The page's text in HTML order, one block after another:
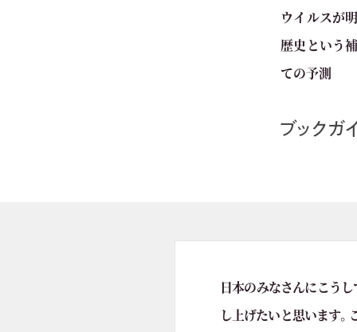
ウイルスが
歴史という
ての予測
日本のみなさんにこう
し上げたいと思います